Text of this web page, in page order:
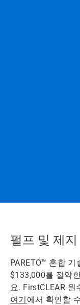
펄프 및 제
PARETO™ 혼합 기
$133,000를 절약
요. FirstCLEAR
여기 에서 확인할